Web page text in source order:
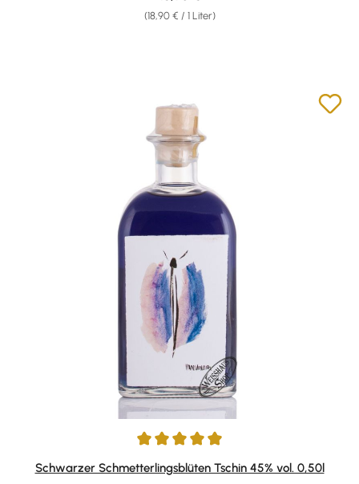
(18,90 € / 1 Liter)
Durchschnittliche Bewertung von 4.9 von 5 Sternen
Schwarzer Schmetterlingsblüten Tschin 45% vol. 0,50l